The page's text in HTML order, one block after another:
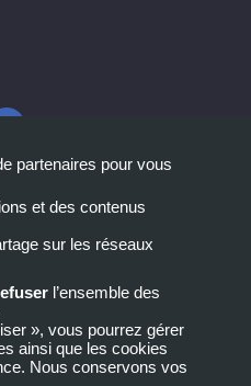
DÉLIVRÉE AU TITRE
partenaires pour vous
et des contenus
sur les réseaux
l’ensemble des
», vous pourrez gérer
ainsi que les cookies
Nous conservons vos